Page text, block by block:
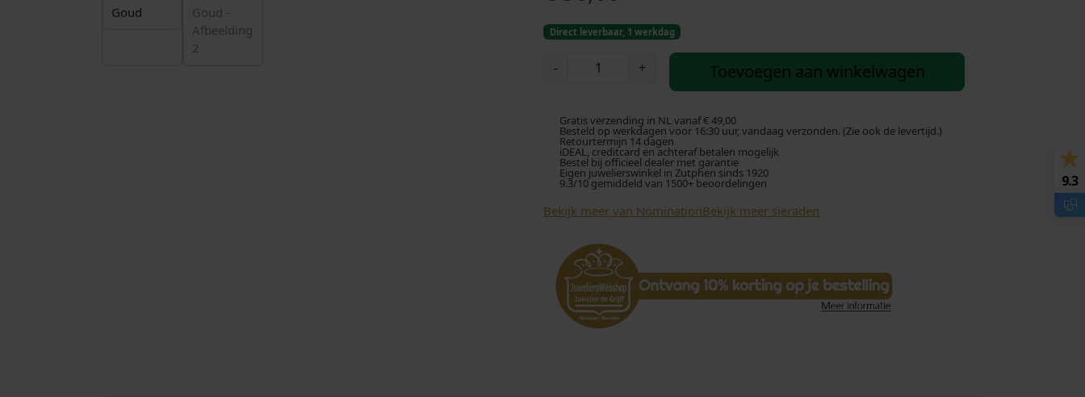
Direct leverbaar, 1 werkdag
-
n
+ Toevoegen aan winkelwagen
Gratis verzending in NL vanaf € 49,00
Besteld op werkdagen voor 16:30 uur, vandaag verzonden. (Zie ook de levertijd.)
Retourtermijn 14 dagen
iDEAL, creditcard en achteraf betalen mogelijk
Bestel bij officieel dealer met garantie
Eigen juwelierswinkel in Zutphen sinds 1920
9.3/10 gemiddeld van 1500+ beoordelingen
Bekijk meer van NominationBekijk meer sieraden
9.3